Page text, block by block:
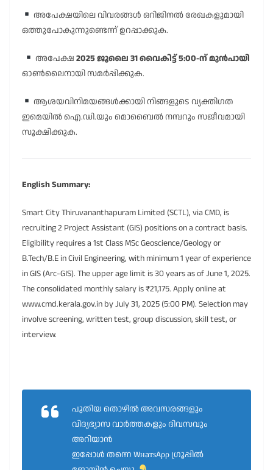
അപേക്ഷയിലെ വിവരങ്ങൾ ഒറിജിനൽ രേഖകളുമായി
ഒത്തുപോകുന്നുണ്ടെന്ന് ഉറപ്പാക്കുക.
അപേക്ഷ 2025 ജൂലൈ 31 വൈകിട്ട് 5:00-ന് മുൻപായി
ഓൺലൈനായി സമർപ്പിക്കുക.
ആശയവിനിമയങ്ങൾക്കായി നിങ്ങളുടെ വ്യക്തിഗത
ഇമെയിൽ ഐ.ഡി.യും മൊബൈൽ നമ്പറും സജീവമായി
സൂക്ഷിക്കുക.
English Summary:
Smart City Thiruvananthapuram Limited (SCTL), via CMD, is
recruiting 2 Project Assistant (GIS) positions on a contract basis.
Eligibility requires a 1st Class MSc Geoscience/Geology or
B.Tech/B.E in Civil Engineering, with minimum 1 year of experience
in GIS (Arc-GIS). The upper age limit is 30 years as of June 1, 2025.
The consolidated monthly salary is ₹21,175. Apply online at
www.cmd.kerala.gov.in by July 31, 2025 (5:00 PM). Selection may
involve screening, written test, group discussion, skill test, or
interview.
പുതിയ തൊഴിൽ അവസരങ്ങളും
വിദ്യഭ്യാസ വാർത്തകളും ദിവസവും
അറിയാൻ
ഇപ്പോൾ തന്നെ WнaтѕAρρ ഗ്രൂപ്പിൽ